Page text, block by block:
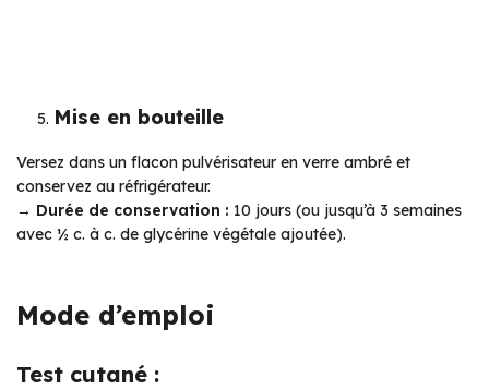
Mise en bouteille
Versez dans un flacon pulvérisateur en verre ambré et
conservez au réfrigérateur.
→ Durée de conservation : 10 jours (ou jusqu’à 3 semaines
avec ½ c. à c. de glycérine végétale ajoutée).
Mode d’emploi
Test cutané :